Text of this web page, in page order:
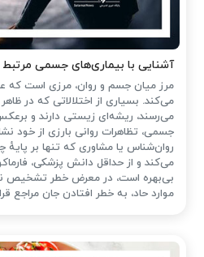
آشنایی با بیماری‌های جسمی مرتبط
مرز میان جسم و روان، مرزی است که
می‌کند. بسیاری از اختلالاتی که در
می‌رسند، ریشه‌ای زیستی دارند و
جسمی، تظاهرات روانی بارزی از خود
روان‌شناس یا مشاوری که تنها بر پایهٔ
می‌کند و از حداقل دانش پزشکی،
بی‌بهره است، در معرض خطر تشخیص
موارد حاد، به خطر افتادن جان مراجع